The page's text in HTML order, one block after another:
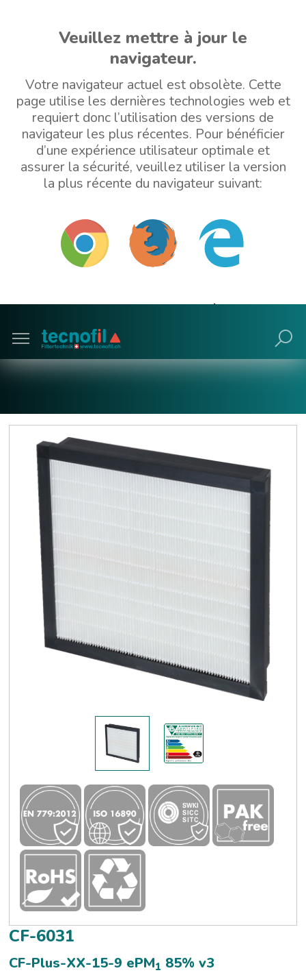
Veuillez mettre à jour le
navigateur.
Votre navigateur actuel est obsolète. Cette
page utilise les dernières technologies web et
requiert donc l’utilisation des versions de
navigateur les plus récentes. Pour bénéficier
d’une expérience utilisateur optimale et
assurer la sécurité, veuillez utiliser la version
la plus récente du navigateur suivant:
Poursuivre avec navigateur obsolète (non
CF-6031
CF-Plus-XX-15-9 ePM1 85% v3